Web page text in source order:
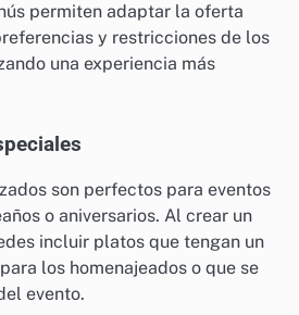
permiten adaptar la oferta
y restricciones de los
una experiencia más
son perfectos para eventos
o aniversarios. Al crear un
incluir platos que tengan un
los homenajeados o que se
evento.